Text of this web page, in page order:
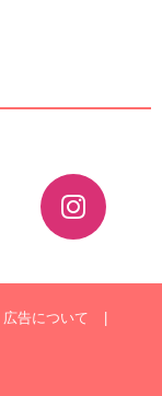
広告について